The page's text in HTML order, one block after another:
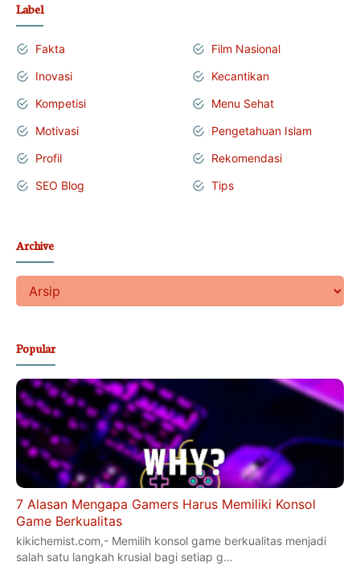
Label
Fakta
Film Nasional
Inovasi
Kecantikan
Kompetisi
Menu Sehat
Motivasi
Pengetahuan Islam
Profil
Rekomendasi
SEO Blog
Tips
Archive
Popular
7 Alasan Mengapa Gamers Harus Memiliki Konsol
Game Berkualitas
kikichemist.com,- Memilih konsol game berkualitas menjadi
salah satu langkah krusial bagi setiap g…